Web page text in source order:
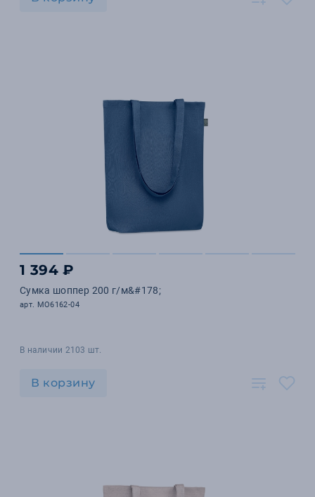
1 394 ₽
Сумка шоппер 200 г/м&#178;
арт. MO6162-04
В наличии 2103 шт.
В корзину